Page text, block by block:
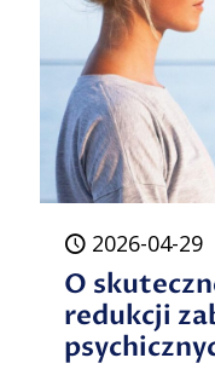
2026-04-29
O
redukcji